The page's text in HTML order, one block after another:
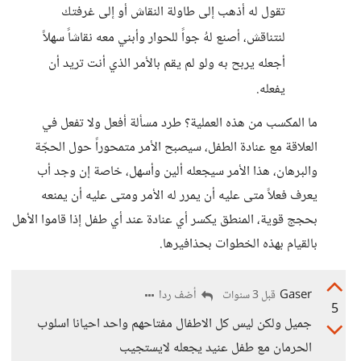
تقول له أذهب إلى طاولة النقاش أو إلى غرفتك
لنتناقش، أصنع لهُ جواً للحوار وأبني معه نقاشاً سهلاً
أجعله يربح به ولو لم يقم بالأمر الذي أنت تريد أن
يفعله.
ما المكسب من هذه العملية؟ طرد مسألة أفعل ولا تفعل في
العلاقة مع عنادة الطفل، سيصبح الأمر متمحوراً حول الحجّة
والبرهان، هذا الأمر سيجعله ألين وأسهل، خاصة إن وجد أب
يعرف فعلاً متى عليه أن يمرر له الأمر ومتى عليه أن يمنعه
بحجج قوية، المنطق يكسر أي عنادة عند أي طفل إذا قاموا الأهل
بالقيام بهذه الخطوات بحذافيرها.
5
Gaser قبل 3 سنوات أضف ردا
جميل ولكن ليس كل الاطفال مفتاحهم واحد احيانا اسلوب
الحرمان مع طفل عنيد يجعله لايستجيب